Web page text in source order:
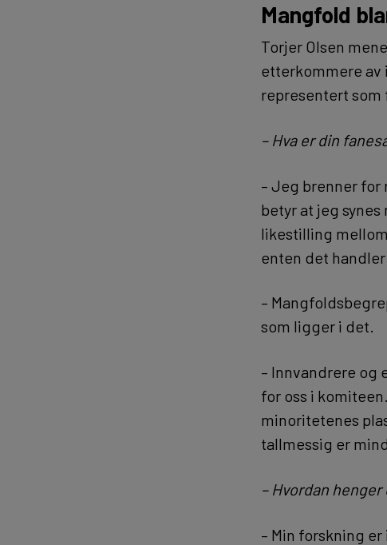
Mangfold
Torjer Olsen
etterkommere av
representert
– Hva er din
– Jeg brenner
betyr at jeg
likestilling
enten det
–
som ligger i det.
– Innvandrere og
for oss i
minoritetenes
tallmessig er
– Hvordan
– Min forskning